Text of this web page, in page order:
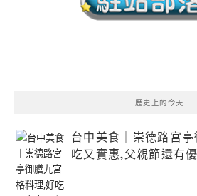
歷史上的今天
台中美食｜崇德路宮
吃又實惠,父親節還有